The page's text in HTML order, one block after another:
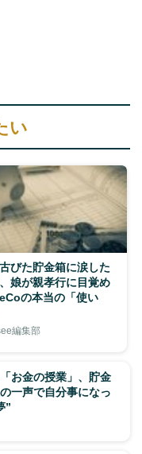
い
びた貯金箱に涙した
娘が親孝行に目覚め
の本当の「使い
編集部
お金の授業」、貯金
一声で自分事になっ
”